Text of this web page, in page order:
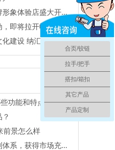
象体验店盛大开...
即将拉开帷幕，...
建设 纳汇在行...
功能和特点？
前景怎么样
系，获得市场充...
合页/铰链
拉手/把手
搭扣/箱扣
其它产品
产品定制